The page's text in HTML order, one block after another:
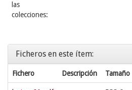
las
colecciones:
Ficheros en este ítem:
Fichero Descripción Tamaño